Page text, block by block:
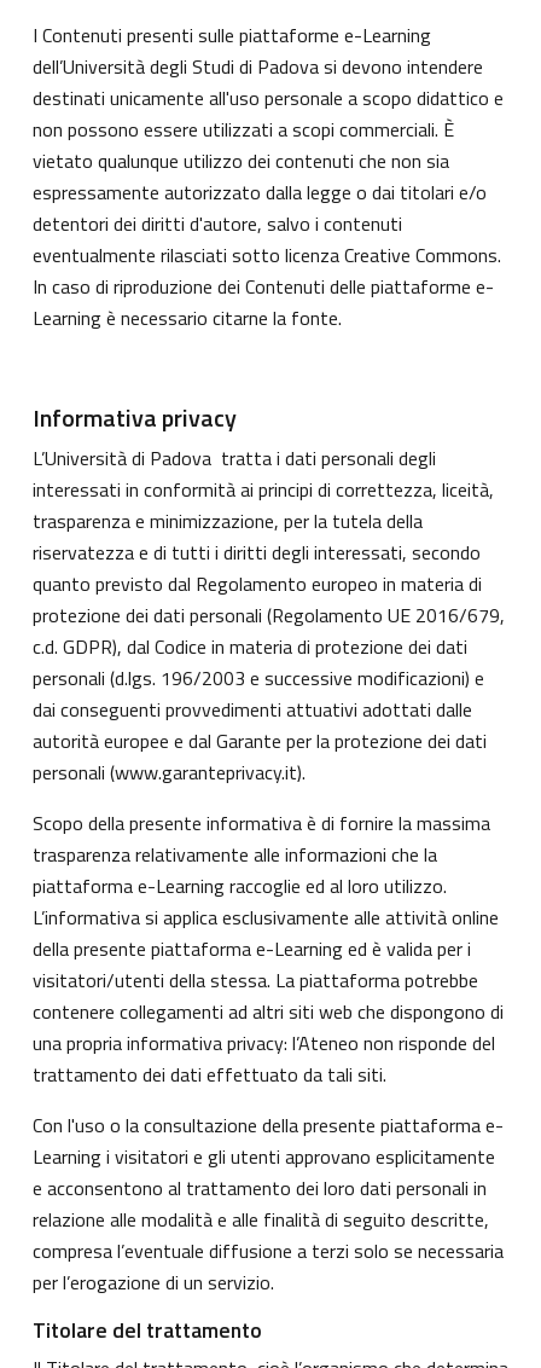
I Contenuti presenti sulle piattaforme e-Learning
dell’Università degli Studi di Padova si devono intendere
destinati unicamente all'uso personale a scopo didattico e
non possono essere utilizzati a scopi commerciali. È
vietato qualunque utilizzo dei contenuti che non sia
espressamente autorizzato dalla legge o dai titolari e/o
detentori dei diritti d'autore, salvo i contenuti
eventualmente rilasciati sotto licenza Creative Commons.
In caso di riproduzione dei Contenuti delle piattaforme e-
Learning è necessario citarne la fonte.
Informativa privacy
L’Università di Padova tratta i dati personali degli
interessati in conformità ai principi di correttezza, liceità,
trasparenza e minimizzazione, per la tutela della
riservatezza e di tutti i diritti degli interessati, secondo
quanto previsto dal Regolamento europeo in materia di
protezione dei dati personali (Regolamento UE 2016/679,
c.d. GDPR), dal Codice in materia di protezione dei dati
personali (d.lgs. 196/2003 e successive modificazioni) e
dai conseguenti provvedimenti attuativi adottati dalle
autorità europee e dal Garante per la protezione dei dati
personali (www.garanteprivacy.it).
Scopo della presente informativa è di fornire la massima
trasparenza relativamente alle informazioni che la
piattaforma e-Learning raccoglie ed al loro utilizzo.
L’informativa si applica esclusivamente alle attività online
della presente piattaforma e-Learning ed è valida per i
visitatori/utenti della stessa. La piattaforma potrebbe
contenere collegamenti ad altri siti web che dispongono di
una propria informativa privacy: l’Ateneo non risponde del
trattamento dei dati effettuato da tali siti.
Con l'uso o la consultazione della presente piattaforma e-
Learning i visitatori e gli utenti approvano esplicitamente
e acconsentono al trattamento dei loro dati personali in
relazione alle modalità e alle finalità di seguito descritte,
compresa l’eventuale diffusione a terzi solo se necessaria
per l’erogazione di un servizio.
Titolare del trattamento